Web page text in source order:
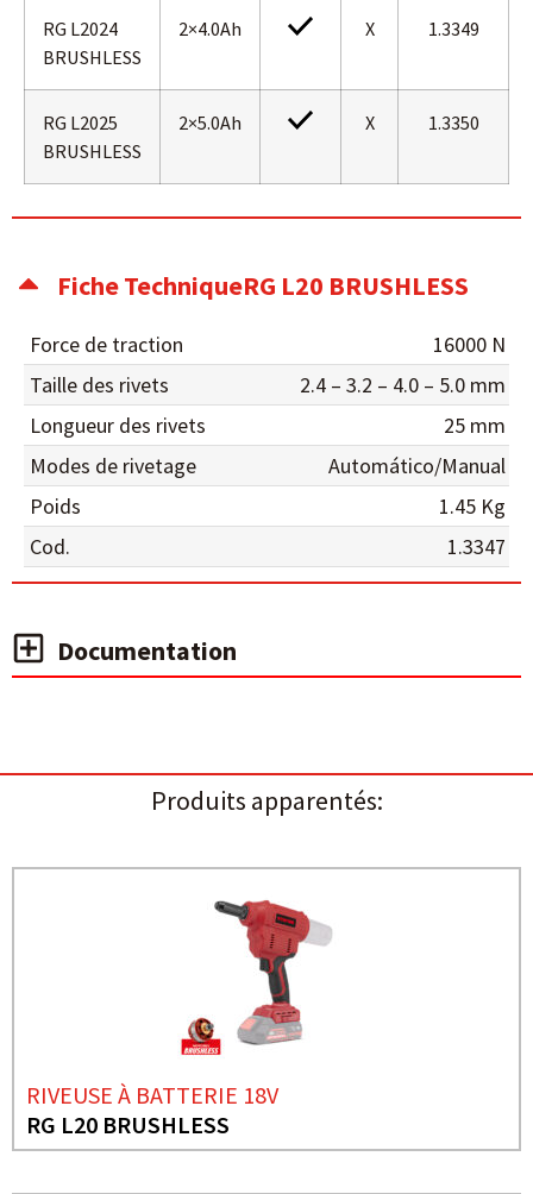
RG L2024
BRUSHLESS
2×4.0Ah X 1.3349
RG L2025
BRUSHLESS
2×5.0Ah X 1.3350
Fiche TechniqueRG L20 BRUSHLESS
Force de traction
16000 N
Taille des rivets
2.4 – 3.2 – 4.0 – 5.0 mm
Longueur des rivets
25 mm
Modes de rivetage
Automático/Manual
Poids
1.45 Kg
Cod.
1.3347
Documentation
Produits apparentés:
RIVEUSE À BATTERIE 18V
RG L20 BRUSHLESS